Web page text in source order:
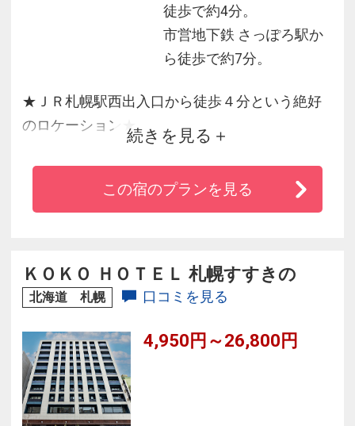
徒歩で約4分。
市営地下鉄 さっぽろ駅か
ら徒歩で約7分。
★ＪＲ札幌駅西出入口から徒歩４分という絶好
のロケーション★
我々、ホテル京阪札幌では「安全」「安心」
「清潔」「バリュープライス」の４つを軸とし
旅の疲れを癒す大浴場も完備しております。
続きを見る
この宿のプランを見る
ＫＯＫＯ ＨＯＴＥＬ 札幌すすきの
北海道 札幌 口コミを見る
4,950円～26,800円